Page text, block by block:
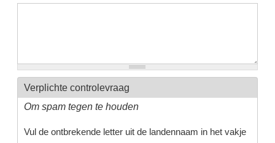
Verplichte controlevraag
Om spam tegen te houden
Vul de ontbrekende letter uit de landennaam in het vakje